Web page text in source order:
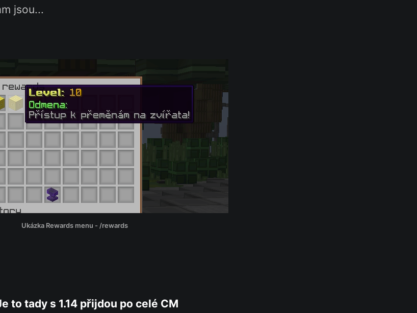
jsou...
Ukázka Rewards menu - /rewards
to tady s 1.14 přijdou po celé CM